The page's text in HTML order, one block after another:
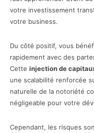
votre investissement
votre business.
Du côté positif, vous
rapidement avec des
Cette injection de
une scalabilité renforcée
naturelle de la notoriété
négligeable pour votre
Cependant, les risques